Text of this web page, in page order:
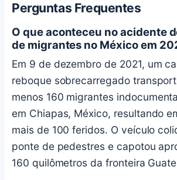
Perguntas Frequentes
O que aconteceu no acidente
de migrantes no México em
Em 9 de dezembro de 2021, um
reboque sobrecarregado
menos 160 migrantes
em Chiapas, México, resultando
mais de 100 feridos. O veículo
ponte de pedestres e capotou
160 quilômetros da fronteira